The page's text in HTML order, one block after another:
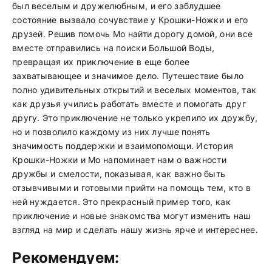
был веселым и дружелюбным, и его заблудшее
состояние вызвало сочувствие у Крошки-Ножки и его
друзей. Решив помочь Мо найти дорогу домой, они все
вместе отправились на поиски Большой Воды,
превращая их приключение в еще более
захватывающее и значимое дело. Путешествие было
полно удивительных открытий и веселых моментов, так
как друзья учились работать вместе и помогать друг
другу. Это приключение не только укрепило их дружбу,
но и позволило каждому из них лучше понять
значимость поддержки и взаимопомощи. История
Крошки-Ножки и Мо напоминает нам о важности
дружбы и смелости, показывая, как важно быть
отзывчивыми и готовыми прийти на помощь тем, кто в
ней нуждается. Это прекрасный пример того, как
приключение и новые знакомства могут изменить наш
взгляд на мир и сделать нашу жизнь ярче и интереснее.
Рекомендуем: